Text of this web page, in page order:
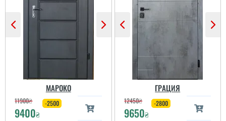
чекати не потрібно було
непогані.
Ірина
Двері дуже
сподобались, дякую за
все від заміру до
установки.
Двері недорогі та мають
два контури ущільнення,
МАРОКО
11900₴
9400₴
-2500
ГРАЦИЯ
12450₴
9650₴
-2800